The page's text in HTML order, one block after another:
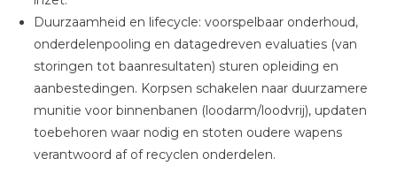
Duurzaamheid en lifecycle: voorspelbaar onderhoud,
onderdelenpooling en datagedreven evaluaties (van
storingen tot baanresultaten) sturen opleiding en
aanbestedingen. Korpsen schakelen naar duurzamere
munitie voor binnenbanen (loodarm/loodvrij), updaten
toebehoren waar nodig en stoten oudere wapens
verantwoord af of recyclen onderdelen.